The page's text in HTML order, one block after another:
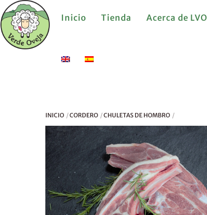
Skip
to
content
Inicio Tienda Acerca de LVO
INICIO CORDERO CHULETAS DE HOMBRO